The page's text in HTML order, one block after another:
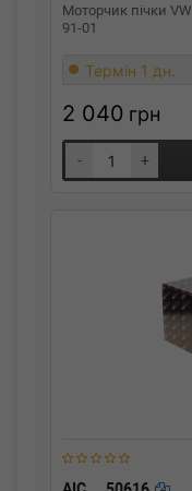
Моторчик пічки
91-01
Термін 1 дн.
2 040 грн
- +